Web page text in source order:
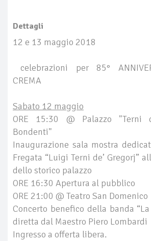
Dettagli
12 e 13 maggio 2018
celebrazioni per 85°
CREMA
Sabato 12 maggio
ORE 15:30 @ Palazzo "Terni
Bondenti"
Inaugurazione sala mostra
Fregata “Luigi Terni de’ Gregorj”
dello storico palazzo
ORE 16:30 Apertura al pubblico
ORE 21:00 @ Teatro San Domenico
Concerto benefico della banda
diretta dal Maestro Piero Lombardi
Ingresso a offerta libera.